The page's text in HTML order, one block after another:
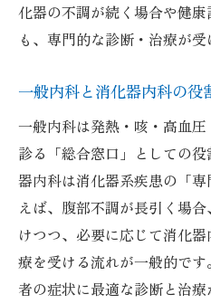
化器の不調が続く場合や健
も、専門的な診断・治療が受
一般内科と消化器内科の役
一般内科は発熱・咳・高血
診る「総合窓口」としての
器内科は消化器系疾患の「
えば、腹部不調が長引く場
けつつ、必要に応じて消化
療を受ける流れが一般的で
者の症状に最適な診断と治